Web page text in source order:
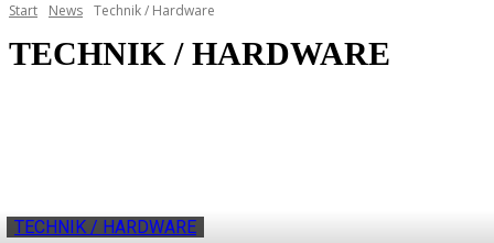
Start News Technik / Hardware
TECHNIK / HARDWARE
TECHNIK / HARDWARE